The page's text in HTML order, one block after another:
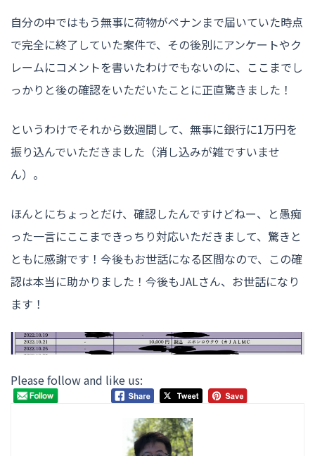
自分の中ではもう無事に荷物がペナンまで届いていた時点
で完全に終了していた案件で、その後別にアンケートやク
レームにコメントを書いたわけでもないのに、ここまでし
っかりと後の確認をいただいたことに正直驚きました！
というわけでそれから数週間して、無事に銀行に1万円を
振り込んでいただきました（消し込みが雑ですいませ
ん）。
ほんとにちょっとだけ、確認したんですけどねー、と愚痴
った一言にここまできっちり対応いただきまして、驚きと
ともに感謝です！今後もお世話になる区間なので、この確
認は本当に助かりました！今後もJALさん、お世話になり
ます！
Please follow and like us: